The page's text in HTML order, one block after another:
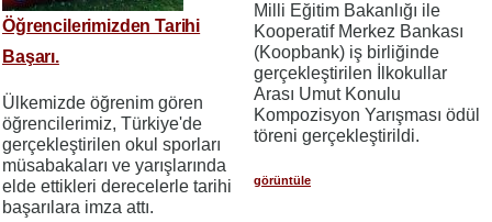
Öğrencilerimizden Tarihi
Başarı.
Ülkemizde öğrenim gören
öğrencilerimiz, Türkiye'de
gerçekleştirilen okul sporları
müsabakaları ve yarışlarında
elde ettikleri derecelerle tarihi
başarılara imza attı.
Milli Eğitim Bakanlığı ile
Kooperatif Merkez Bankası
(Koopbank) iş birliğinde
gerçekleştirilen İlkokullar
Arası Umut Konulu
Kompozisyon Yarışması ödül
töreni gerçekleştirildi.
görüntüle